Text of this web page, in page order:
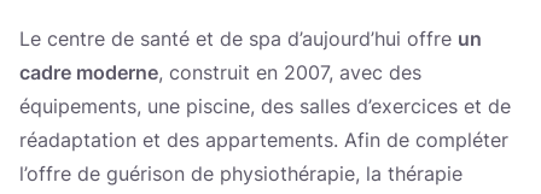
Le centre de santé et de spa d’aujourd’hui offre un
cadre moderne, construit en 2007, avec des
équipements, une piscine, des salles d’exercices et de
réadaptation et des appartements. Afin de compléter
l’offre de guérison de physiothérapie, la thérapie